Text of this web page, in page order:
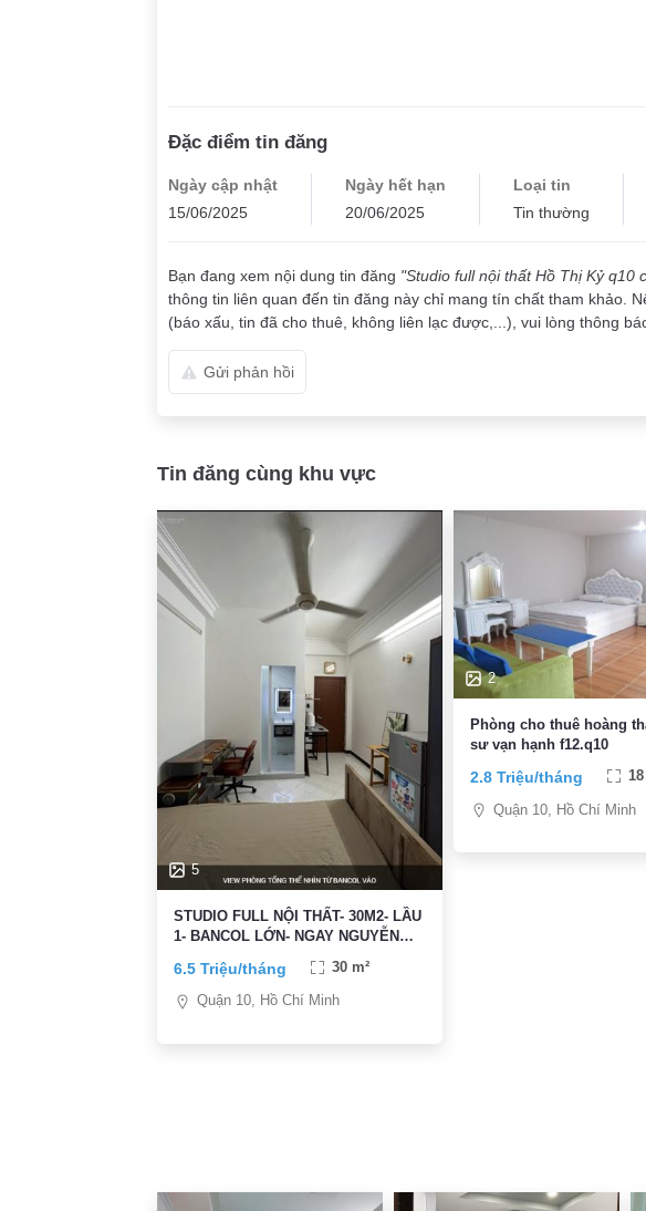
Đặc điểm tin đăng
Ngày cập nhật
15/06/2025
Ngày hết hạn
20/06/2025
Loại tin
Tin thường
Bạn đang xem nội dung tin đăng "Studio full nội thất Hồ Thị Kỷ q10
thông tin liên quan đến tin đăng này chỉ mang tín chất tham khảo.
(báo xấu, tin đã cho thuê, không liên lạc được,...), vui lòng thông
Gửi phản hồi
Tin đăng cùng khu vực
5
STUDIO FULL NỘI THẤT- 30M2- LẦU
1- BANCOL LỚN- NGAY NGUYỄN
6.5 Triệu/tháng 30 m²
Quận 10, Hồ Chí Minh
2
Phòng cho thuê hoàng
sư vạn hạnh f12.q10
2.8 Triệu/tháng 18
Quận 10, Hồ Chí Minh